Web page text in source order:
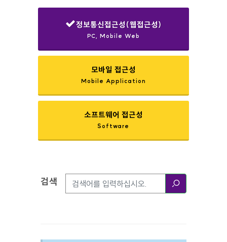
정보통신접근성(웹접근성)
PC, Mobile Web
모바일 접근성
Mobile Application
소프트웨어 접근성
Software
검색옵션
검색